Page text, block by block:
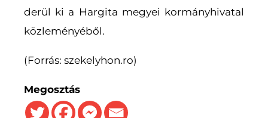
derül ki a Hargita megyei kormányhivatal
közleményéből.
(Forrás: szekelyhon.ro)
Megosztás